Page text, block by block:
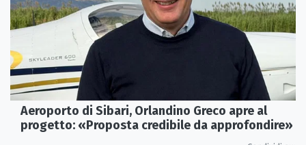
Aeroporto di Sibari, Orlandino Greco apre al
progetto: «Proposta credibile da approfondire»